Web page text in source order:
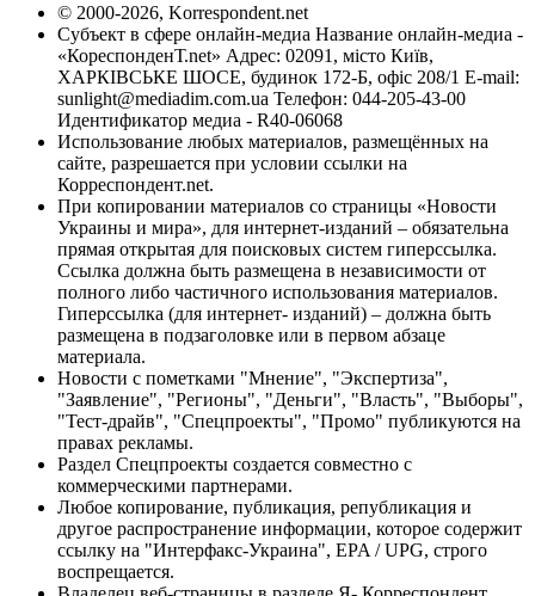
© 2000-2026, Korrespondent.net
Субъект в сфере онлайн-медиа Название онлайн-медиа -
«КореспонденТ.net» Адрес: 02091, місто Київ,
ХАРКІВСЬКЕ ШОСЕ, будинок 172-Б, офіс 208/1 E-mail:
sunlight@mediadim.com.ua Телефон: 044-205-43-00
Идентификатор медиа - R40-06068
Использование любых материалов, размещённых на
сайте, разрешается при условии ссылки на
Корреспондент.net.
При копировании материалов со страницы «Новости
Украины и мира», для интернет-изданий – обязательна
прямая открытая для поисковых систем гиперссылка.
Ссылка должна быть размещена в независимости от
полного либо частичного использования материалов.
Гиперссылка (для интернет- изданий) – должна быть
размещена в подзаголовке или в первом абзаце
материала.
Новости с пометками "Мнение", "Экспертиза",
"Заявление", "Регионы", "Деньги", "Власть", "Выборы",
"Тест-драйв", "Спецпроекты", "Промо" публикуются на
правах рекламы.
Раздел Спецпроекты создается совместно с
коммерческими партнерами.
Любое копирование, публикация, републикация и
другое распространение информации, которое содержит
ссылку на "Интерфакс-Украина", EPA / UPG, строго
воспрещается.